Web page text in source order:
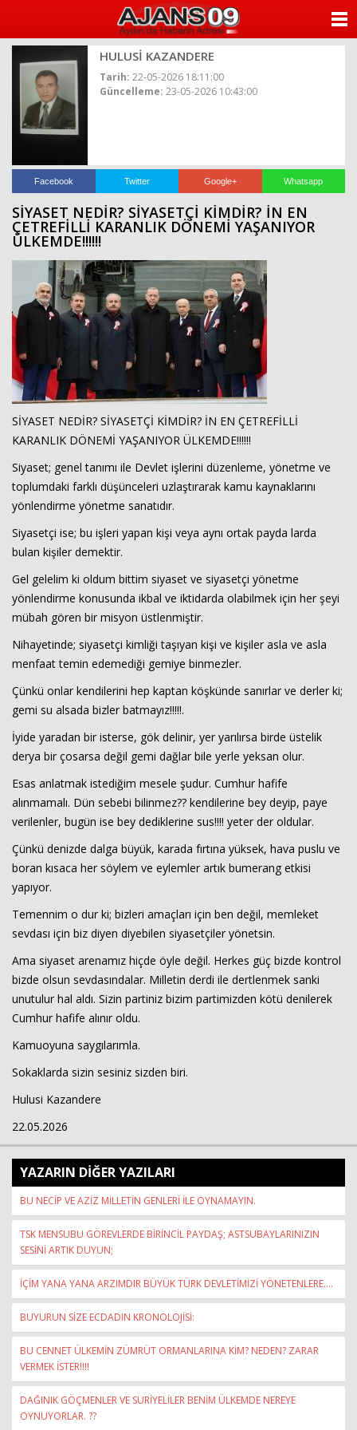
HULUSİ KAZANDERE
Tarih: 22-05-2026 18:11:00
Güncelleme: 23-05-2026 10:43:00
Facebook Twitter Google+ Whatsapp
SİYASET NEDİR? SİYASETÇİ KİMDİR? İN EN
ÇETREFİLLİ KARANLIK DÖNEMİ YAŞANIYOR
ÜLKEMDE!!!!!!
SİYASET NEDİR? SİYASETÇİ KİMDİR? İN EN ÇETREFİLLİ
KARANLIK DÖNEMİ YAŞANIYOR ÜLKEMDE!!!!!!
Siyaset; genel tanımı ile Devlet işlerini düzenleme, yönetme ve
toplumdaki farklı düşünceleri uzlaştırarak kamu kaynaklarını
yönlendirme yönetme sanatıdır.
Siyasetçi ise; bu işleri yapan kişi veya aynı ortak payda larda
bulan kişiler demektir.
Gel gelelim ki oldum bittim siyaset ve siyasetçi yönetme
yönlendirme konusunda ikbal ve iktidarda olabilmek için her şeyi
mübah gören bir misyon üstlenmiştir.
Nihayetinde; siyasetçi kimliği taşıyan kişi ve kişiler asla ve asla
menfaat temin edemediği gemiye binmezler.
Çünkü onlar kendilerini hep kaptan köşkünde sanırlar ve derler ki;
gemi su alsada bizler batmayız!!!!!.
İyide yaradan bir isterse, gök delinir, yer yarılırsa birde üstelik
derya bir çosarsa değil gemi dağlar bile yerle yeksan olur.
Esas anlatmak istediğim mesele şudur. Cumhur hafife
alınmamalı. Dün sebebi bilinmez?? kendilerine bey deyip, paye
verilenler, bugün ise bey dediklerine sus!!!! yeter der oldular.
Çünkü denizde dalga büyük, karada fırtına yüksek, hava puslu ve
boran kısaca her söylem ve eylemler artık bumerang etkisi
yapıyor.
Temennim o dur ki; bizleri amaçları için ben değil, memleket
sevdası için biz diyen diyebilen siyasetçiler yönetsin.
Ama siyaset arenamız hiçde öyle değil. Herkes güç bizde kontrol
bizde olsun sevdasındalar. Milletin derdi ile dertlenmek sanki
unutulur hal aldı. Sizin partiniz bizim partimizden kötü denilerek
Cumhur hafife alınır oldu.
Kamuoyuna saygılarımla.
Sokaklarda sizin sesiniz sizden biri.
Hulusi Kazandere
22.05.2026
YAZARIN DİĞER YAZILARI
BU NECİP VE AZİZ MİLLETİN GENLERİ İLE OYNAMAYIN.
TSK MENSUBU GÖREVLERDE BİRİNCİL PAYDAŞ; ASTSUBAYLARINIZIN
SESİNİ ARTIK DUYUN;
İÇİM YANA YANA ARZIMDIR BÜYÜK TÜRK DEVLETİMİZİ YÖNETENLERE....
BUYURUN SİZE ECDADIN KRONOLOJİSİ:
BU CENNET ÜLKEMİN ZÜMRÜT ORMANLARINA KİM? NEDEN? ZARAR
VERMEK İSTER!!!!
DAĞINIK GÖÇMENLER VE SURİYELİLER BENİM ÜLKEMDE NEREYE
OYNUYORLAR. ??
YAZARLAR
VİDEO GALERİ
İLETİŞİM
Haberin Doğru Adresi.